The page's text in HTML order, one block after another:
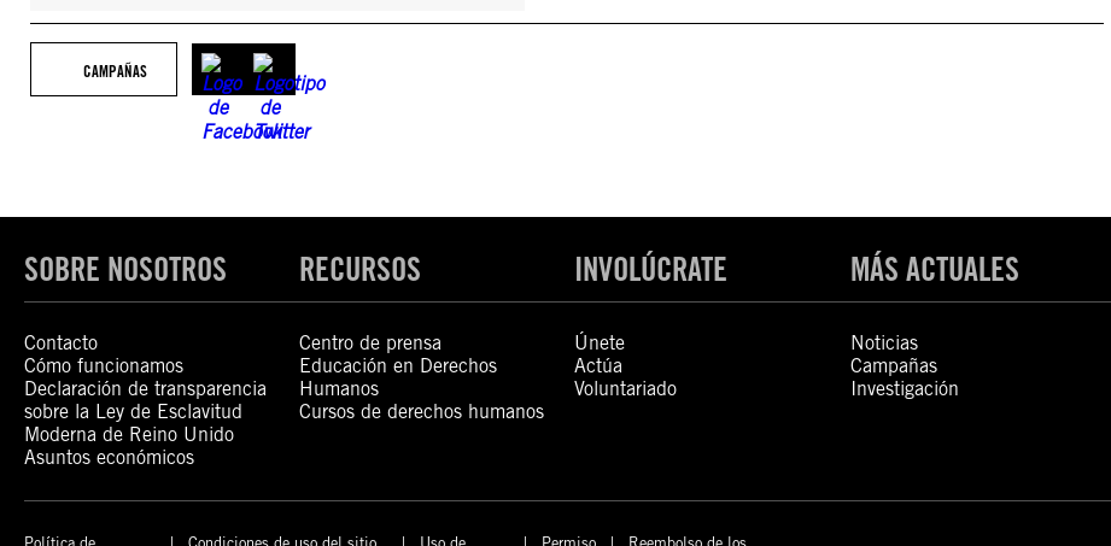
CAMPAÑAS
SOBRE NOSOTROS
Contacto
Cómo funcionamos
Declaración de transparencia
sobre la Ley de Esclavitud
Moderna de Reino Unido
Asuntos económicos
RECURSOS
Centro de prensa
Educación en Derechos
Humanos
Cursos de derechos humanos
INVOLÚCRATE
Únete
Actúa
Voluntariado
MÁS ACTUALES
Noticias
Campañas
Investigación